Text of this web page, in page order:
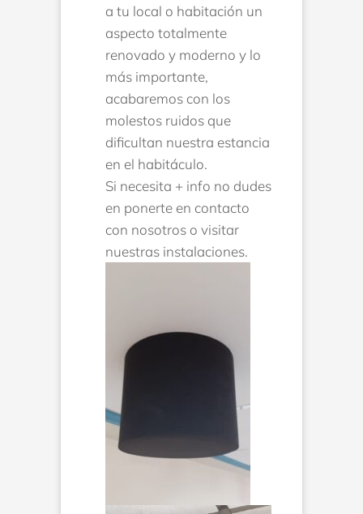
a tu local o habitación un
aspecto totalmente
renovado y moderno y lo
más importante,
acabaremos con los
molestos ruidos que
dificultan nuestra estancia
en el habitáculo.
Si necesita + info no dudes
en ponerte en contacto
con nosotros o visitar
nuestras instalaciones.